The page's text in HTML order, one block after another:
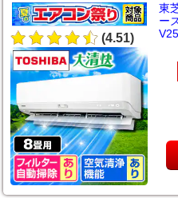
(4.51)
東
ー